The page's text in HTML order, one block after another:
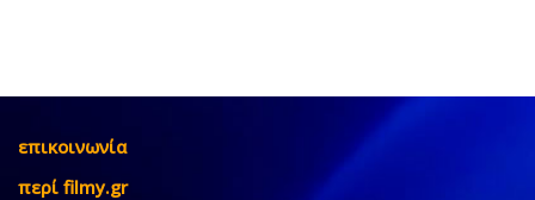
επικοινωνία
περί filmy.gr